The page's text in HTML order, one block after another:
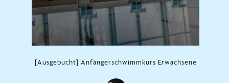
[Ausgebucht] Anfängerschwimmkurs Erwachsene